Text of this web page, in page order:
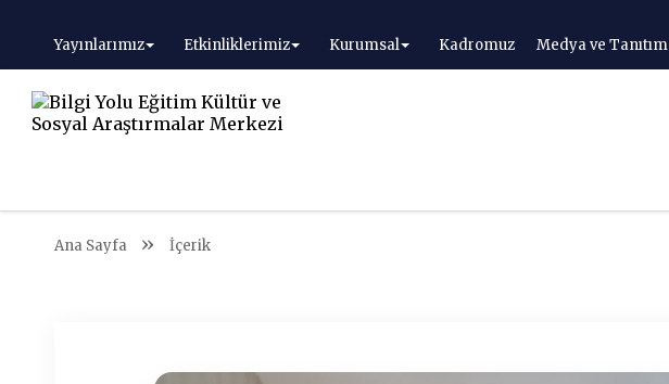
Yayınlarımız Etkinliklerimiz Kurumsal Kadromuz Medya ve Tanıtım
Ana Sayfa İçerik